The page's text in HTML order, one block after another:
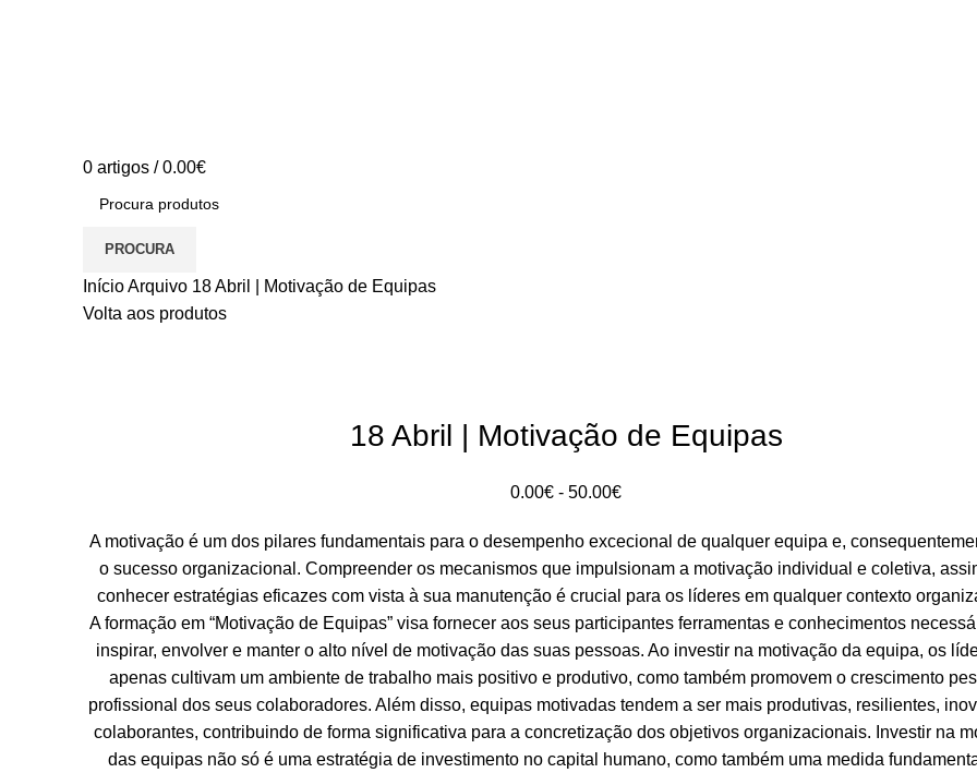
0 artigos / 0.00€
PROCURA
InícioArquivo 18 Abril | Motivação de Equipas
Volta aos produtos
18 Abril | Motivação de Equipas
0.00€ - 50.00€Intervalo
preços:
0.00€
a
50.00€
A motivação é um dos pilares fundamentais para o desempenho excecional de qualquer equipa e,
o sucesso organizacional. Compreender os mecanismos que impulsionam a motivação individual e coletiva,
conhecer estratégias eficazes com vista à sua manutenção é crucial para os líderes em qualquer contexto
A formação em “Motivação de Equipas” visa fornecer aos seus participantes ferramentas e conhecimentos
inspirar, envolver e manter o alto nível de motivação das suas pessoas. Ao investir na motivação da equipa, os
apenas cultivam um ambiente de trabalho mais positivo e produtivo, como também promovem o crescimento
profissional dos seus colaboradores. Além disso, equipas motivadas tendem a ser mais produtivas, resilientes,
colaborantes, contribuindo de forma significativa para a concretização dos objetivos organizacionais. Investir na
das equipas não só é uma estratégia de investimento no capital humano, como também uma medida